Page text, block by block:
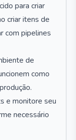
para criar
criar itens de
com pipelines
de
como
e monitore seu
necessário